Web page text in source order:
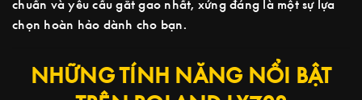
chuẩn và yêu cầu gắt gao nhất, xứng đáng là một sự lựa
chọn hoàn hảo dành cho bạn.
NHỮNG TÍNH NĂNG NỔI BẬT